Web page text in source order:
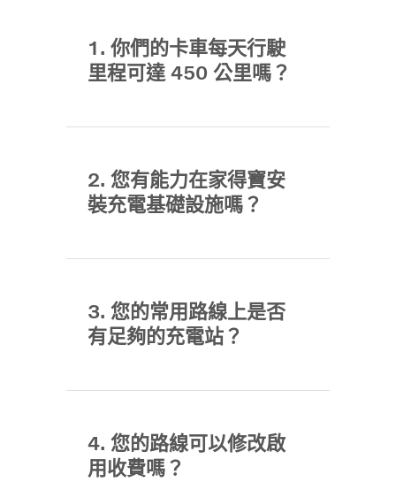
1. 你們的卡車每天行駛
里程可達 450 公里嗎？
2. 您有能力在家得寶安
裝充電基礎設施嗎？
3. 您的常用路線上是否
有足夠的充電站？
4. 您的路線可以修改啟
用收費嗎？